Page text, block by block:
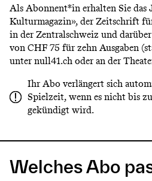
Als Abonnent*in erhalten Sie das
Kulturmagazin», der Zeitschrift
in der Zentralschweiz und
von CHF 75 für zehn Ausgaben
unter null41.ch oder an der
Ihr Abo verlängert sich
Spielzeit, wenn es nicht bis
gekündigt wird.
Welches Abo